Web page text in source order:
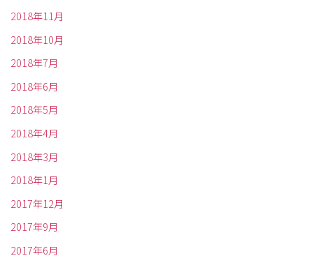
2018年11月
2018年10月
2018年7月
2018年6月
2018年5月
2018年4月
2018年3月
2018年1月
2017年12月
2017年9月
2017年6月